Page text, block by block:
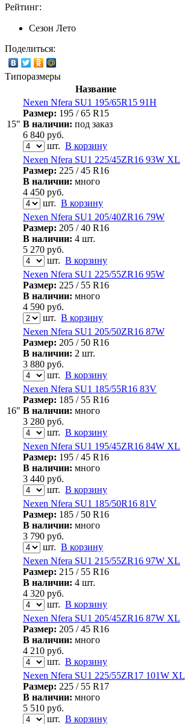
Рейтинг:
Сезон Лето
Поделиться:
Типоразмеры
Название
15"
Nexen Nfera SU1 195/65R15 91H
Размер: 195 / 65 R15
В наличии: под заказ
6 840 руб.
шт. В корзину
16"
Nexen Nfera SU1 225/45ZR16 93W XL
Размер: 225 / 45 R16
В наличии: много
4 450 руб.
шт. В корзину
Nexen Nfera SU1 205/40ZR16 79W
Размер: 205 / 40 R16
В наличии: 4 шт.
5 270 руб.
шт. В корзину
Nexen Nfera SU1 225/55ZR16 95W
Размер: 225 / 55 R16
В наличии: много
4 590 руб.
шт. В корзину
Nexen Nfera SU1 205/50ZR16 87W
Размер: 205 / 50 R16
В наличии: 2 шт.
3 880 руб.
шт. В корзину
Nexen Nfera SU1 185/55R16 83V
Размер: 185 / 55 R16
В наличии: много
3 280 руб.
шт. В корзину
Nexen Nfera SU1 195/45ZR16 84W XL
Размер: 195 / 45 R16
В наличии: много
3 440 руб.
шт. В корзину
Nexen Nfera SU1 185/50R16 81V
Размер: 185 / 50 R16
В наличии: много
3 790 руб.
шт. В корзину
Nexen Nfera SU1 215/55ZR16 97W XL
Размер: 215 / 55 R16
В наличии: 4 шт.
4 320 руб.
шт. В корзину
Nexen Nfera SU1 205/45ZR16 87W XL
Размер: 205 / 45 R16
В наличии: много
4 210 руб.
шт. В корзину
Nexen Nfera SU1 225/55ZR17 101W XL
Размер: 225 / 55 R17
В наличии: много
5 510 руб.
шт. В корзину